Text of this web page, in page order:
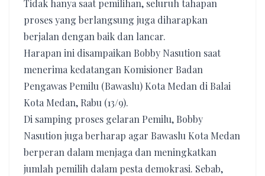
Tidak hanya saat pemilihan, seluruh tahapan
proses yang berlangsung juga diharapkan
berjalan dengan baik dan lancar.
Harapan ini disampaikan Bobby Nasution saat
menerima kedatangan Komisioner Badan
Pengawas Pemilu (Bawaslu) Kota Medan di Balai
Kota Medan, Rabu (13/9).
Di samping proses gelaran Pemilu, Bobby
Nasution juga berharap agar Bawaslu Kota Medan
berperan dalam menjaga dan meningkatkan
jumlah pemilih dalam pesta demokrasi. Sebab,